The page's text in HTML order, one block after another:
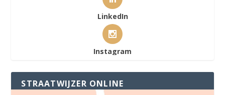
LinkedIn
Instagram
STRAATWIJZER ONLINE